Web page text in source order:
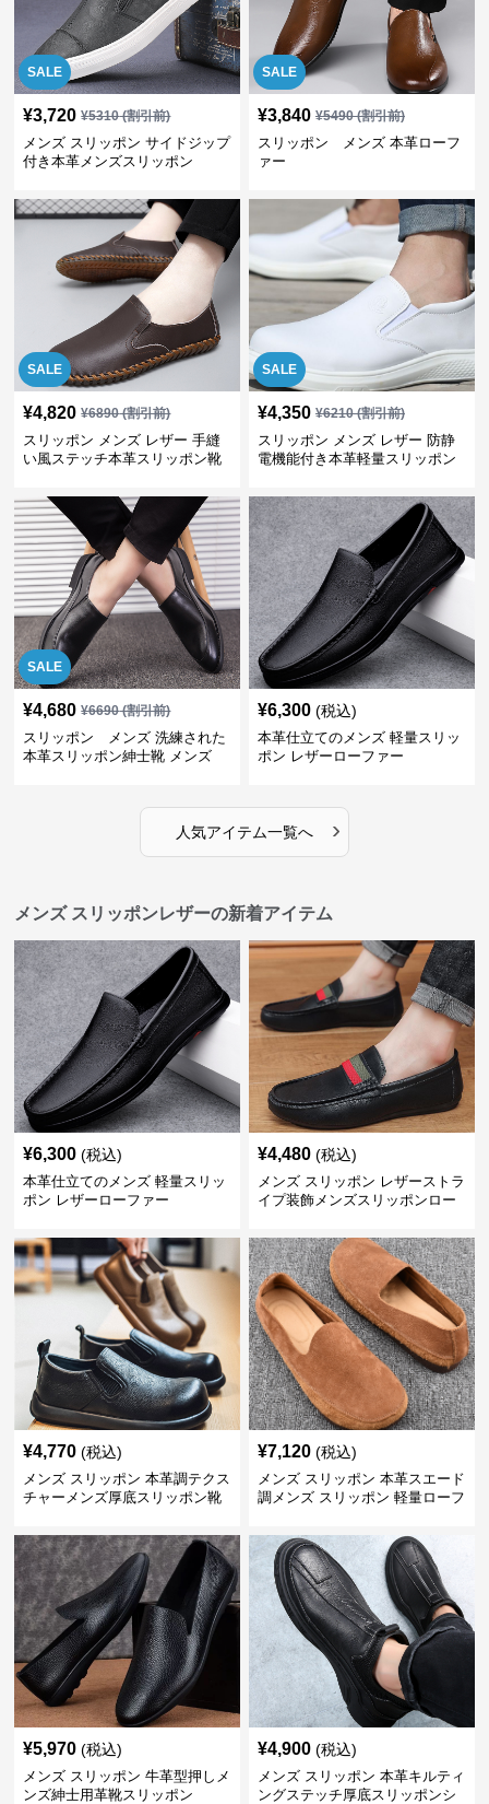
SALE
¥3,720 ¥5310(割引前)
メンズ スリッポン サイドジップ
付き本革メンズスリッポン
SALE
¥3,840 ¥5490(割引前)
スリッポン メンズ 本革ローフ
ァー
SALE
¥4,820 ¥6890(割引前)
スリッポン メンズ レザー 手縫
い風ステッチ本革スリッポン靴
SALE
¥4,350 ¥6210(割引前)
スリッポン メンズ レザー 防静
電機能付き本革軽量スリッポン
SALE
¥4,680 ¥6690(割引前)
スリッポン メンズ 洗練された
本革スリッポン紳士靴 メンズ
¥6,300 (税込)
本革仕立てのメンズ 軽量スリッ
ポン レザーローファー
人気アイテム一覧へ ›
メンズ スリッポンレザーの新着アイテム
¥6,300 (税込)
本革仕立てのメンズ 軽量スリッ
ポン レザーローファー
¥4,480 (税込)
メンズ スリッポン レザーストラ
イプ装飾メンズスリッポンロー
¥4,770 (税込)
メンズ スリッポン 本革調テクス
チャーメンズ厚底スリッポン靴
¥7,120 (税込)
メンズ スリッポン 本革スエード
調メンズ スリッポン 軽量ローフ
¥5,970 (税込)
メンズ スリッポン 牛革型押しメ
ンズ紳士用革靴スリッポン
¥4,900 (税込)
メンズ スリッポン 本革キルティ
ングステッチ厚底スリッポンシ